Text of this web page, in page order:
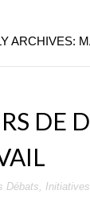
ARCHIVES:
DE
Débats, Initiatives